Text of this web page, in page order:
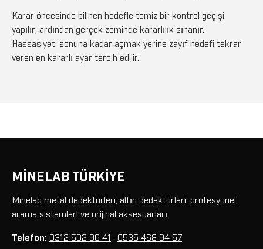
Karar öncesinde bilinen hedefle temiz bir kontrol geçişi
yapılır; ardından gerçek zeminde kararlılık sınanır.
Hassasiyeti sonuna kadar açmak yerine zayıf hedefi tekrar
veren en kararlı ayar tercih edilir.
MİNELAB TÜRKİYE
Minelab metal dedektörleri, altın dedektörleri, profesyonel
arama sistemleri ve orijinal aksesuarları.
Telefon: 0312 502 96 41 · 0535 468 94 57